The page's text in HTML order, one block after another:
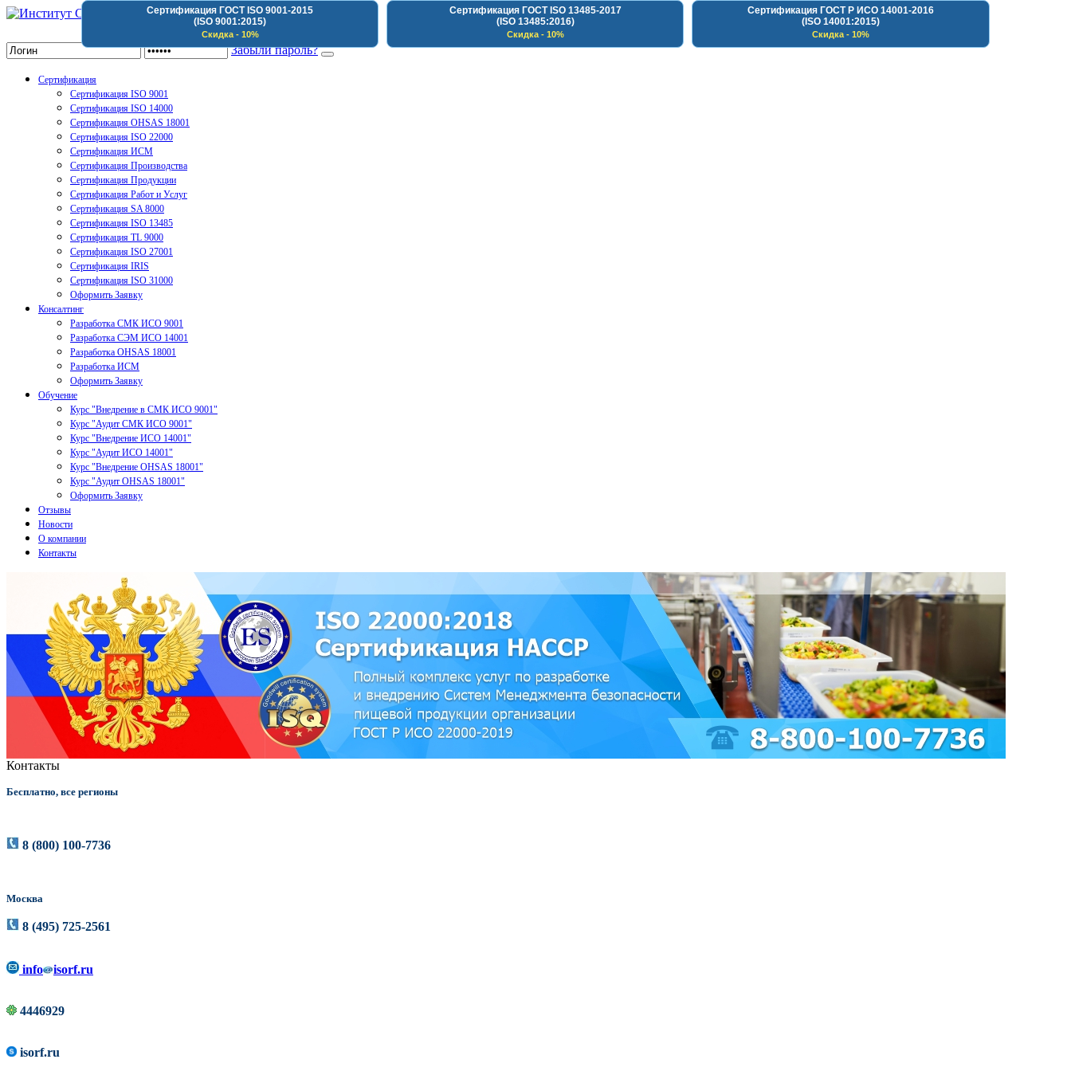
Сертификация ГОСТ ISO 9001-2015
(ISO 9001:2015)
Скидка - 10%
Сертификация ГОСТ ISO 13485-2017
(ISO 13485:2016)
Скидка - 10%
Сертификация ГОСТ Р ИСО 14001-2016
(ISO 14001:2015)
Скидка - 10%
Институт Сертификации Организаций
Забыли пароль?
Сертификация
Сертификация ISO 9001
Сертификация ISO 14000
Сертификация OHSAS 18001
Сертификация ISO 22000
Сертификация ИСМ
Сертификация Производства
Сертификация Продукции
Сертификация Работ и Услуг
Сертификация SA 8000
Сертификация ISO 13485
Сертификация TL 9000
Сертификация ISO 27001
Сертификация IRIS
Сертификация ISO 31000
Оформить Заявку
Консалтинг
Разработка СМК ИСО 9001
Разработка СЭМ ИСО 14001
Разработка OHSAS 18001
Разработка ИСМ
Оформить Заявку
Обучение
Курс "Внедрение в СМК ИСО 9001"
Курс "Аудит СМК ИСО 9001"
Курс "Внедрение ИСО 14001"
Курс "Аудит ИСО 14001"
Курс "Внедрение OHSAS 18001"
Курс "Аудит OHSAS 18001"
Оформить Заявку
Отзывы
Новости
О компании
Контакты
Контакты
Бесплатно, все регионы
8 (800) 100-7736
Москва
8 (495) 725-2561
info isorf.ru
4446929
isorf.ru